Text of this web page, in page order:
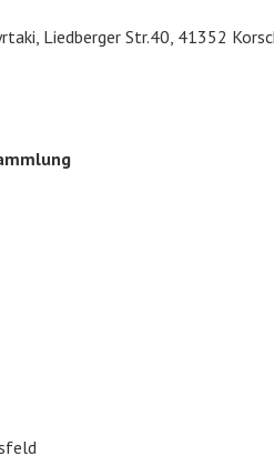
Liedberger Str.40, 41352